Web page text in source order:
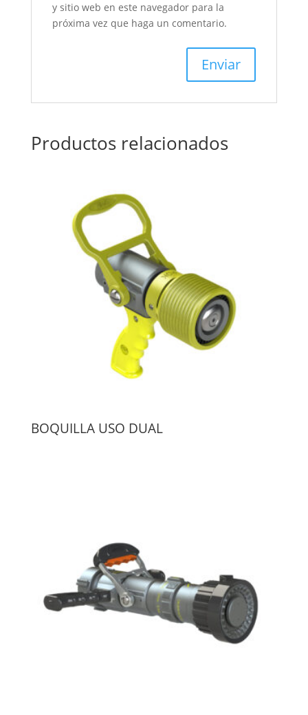
y sitio web en este navegador para la
próxima vez que haga un comentario.
Productos relacionados
BOQUILLA USO DUAL